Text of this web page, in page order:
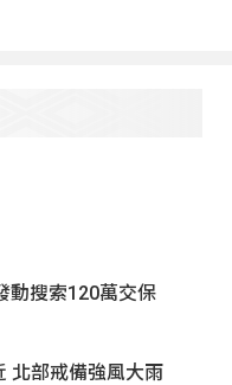
動搜索120萬交保
北部戒備強風大雨